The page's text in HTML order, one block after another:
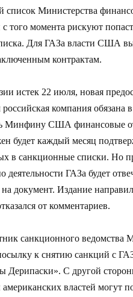
список Министерства
того момента рискуют
Для ГАЗа власти США
контрактам.
истек 22 июля, новая
компания обязана
Минфину США финансовые
будет каждый месяц
в санкционные списки. Но
деятельности ГАЗа будет
документ. Издание
от комментариев.
санкционного
к снятию санкций с
Дерипаски». С другой
властей могут